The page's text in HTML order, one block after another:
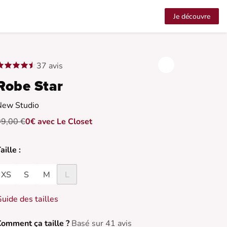
Je découvre
37 avis
Star
Studio
€0€ avec Le Closet
:
XS S M L
des tailles
ça taille ? Basé sur 41 avis